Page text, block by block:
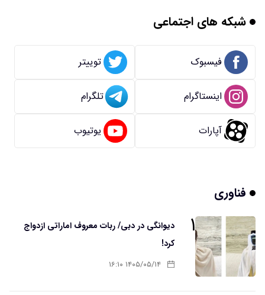
شبکه های اجتماعی
فیسبوک توییتر
اینستاگرام تلگرام
آپارات یوتیوب
فناوری
۱
دیوانگی در دبی/ ربات معروف اماراتی ازدواج
کرد!
۱۴۰۵/۰۵/۱۴ ۱۶:۱۰